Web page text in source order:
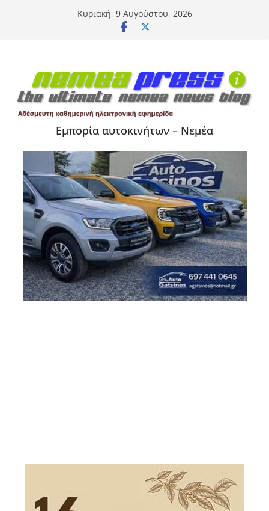
Κυριακή, 9 Αυγούστου, 2026
Εμπορία αυτοκινήτων – Νεμέα